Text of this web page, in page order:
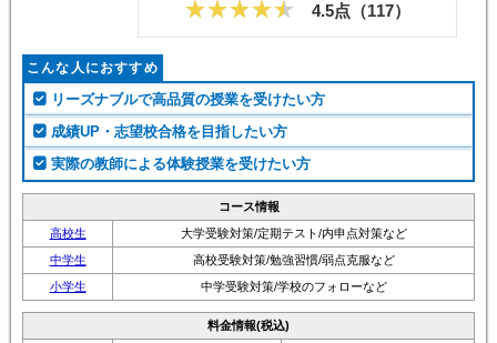
4.5点（117）
こんな人におすすめ
リーズナブルで高品質の授業を受けたい方
成績UP・志望校合格を目指したい方
実際の教師による体験授業を受けたい方
コース情報
高校生
大学受験対策/定期テスト/内申点対策など
中学生
高校受験対策/勉強習慣/弱点克服など
小学生
中学受験対策/学校のフォローなど
料金情報(税込)